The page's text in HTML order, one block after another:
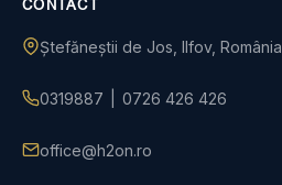
CONTACT
Ștefăneștii de Jos, Ilfov, România
0319887 0726 426 426
office@h2on.ro